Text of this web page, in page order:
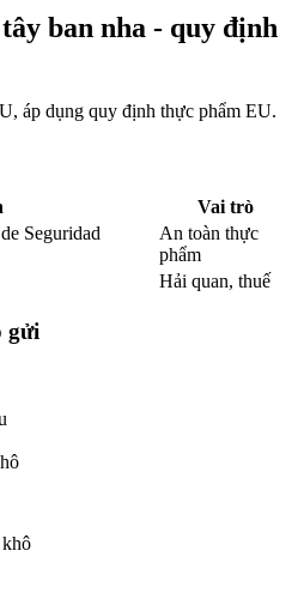
ban nha - quy định
áp dụng quy định thực phẩm EU.
Vai trò
Seguridad
An toàn thực
phẩm
Hải quan, thuế
gửi